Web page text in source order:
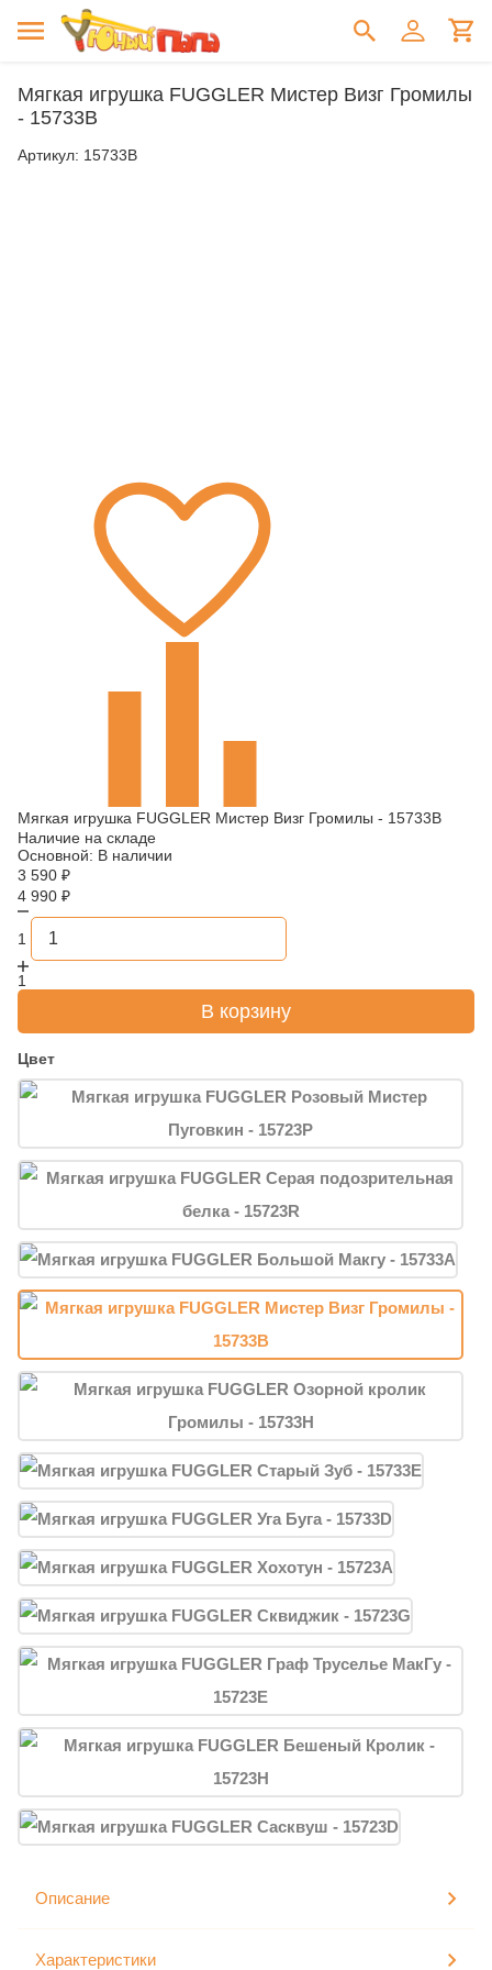
Мягкая игрушка FUGGLER Мистер Визг Громилы
- 15733B
Артикул: 15733B
Мягкая игрушка FUGGLER Мистер Визг Громилы - 15733B
Наличие на складе
Основной: В наличии
3 590 ₽
4 990 ₽
1
1
В корзину
Цвет
Описание
Характеристики